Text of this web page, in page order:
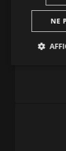
NE